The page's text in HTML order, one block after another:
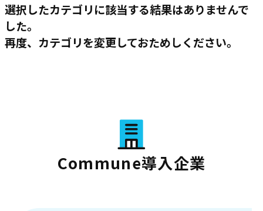
選択したカテゴリに該当する結果はありませんで
した。
再度、カテゴリを変更しておためしください。
Commune導入企業